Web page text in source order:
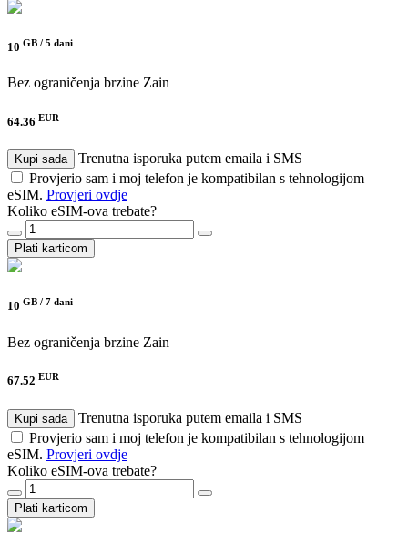
10 GB / 5 dani
Bez ograničenja brzine Zain
64.36 EUR
Kupi sada
Trenutna isporuka putem emaila i SMS
Provjerio sam i moj telefon je kompatibilan s tehnologijom
eSIM. Provjeri ovdje
Koliko eSIM-ova trebate?
Plati karticom
10 GB / 7 dani
Bez ograničenja brzine Zain
67.52 EUR
Kupi sada
Trenutna isporuka putem emaila i SMS
Provjerio sam i moj telefon je kompatibilan s tehnologijom
eSIM. Provjeri ovdje
Koliko eSIM-ova trebate?
Plati karticom